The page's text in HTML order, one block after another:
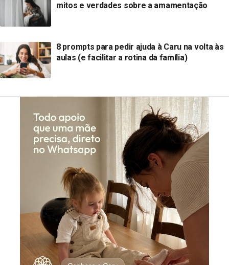
mitos e verdades sobre a amamentação
8 prompts para pedir ajuda à Caru na volta às
aulas (e facilitar a rotina da família)